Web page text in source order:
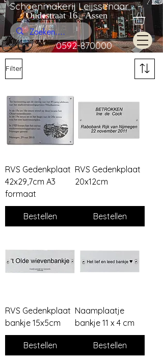
Schoenmakerij Leijssenaar
Oudestraat 16 Assen
0592-870000
Filter
RVS Gedenkplaat
42x29,7cm A3
formaat
Bestellen
RVS Gedenkplaat
20x12cm
Bestellen
RVS Gedenkplaat
bankje 15x5cm
Bestellen
Naamplaatje
bankje 11 x 4 cm
Bestellen